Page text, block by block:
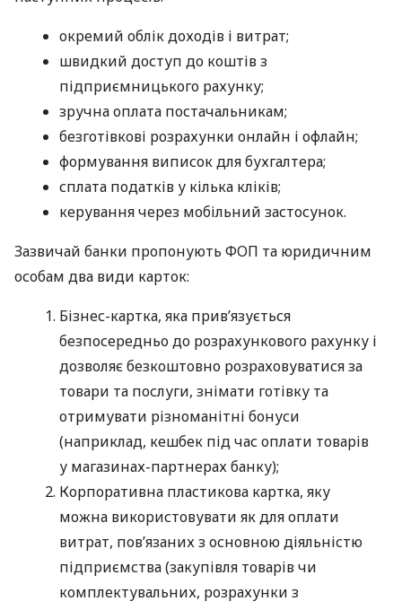
окремий облік доходів і витрат;
швидкий доступ до коштів з
підприємницького рахунку;
зручна оплата постачальникам;
безготівкові розрахунки онлайн і офлайн;
формування виписок для бухгалтера;
сплата податків у кілька кліків;
керування через мобільний застосунок.
Зазвичай банки пропонують ФОП та юридичним
особам два види карток:
Бізнес-картка, яка прив’язується
безпосередньо до розрахункового рахунку і
дозволяє безкоштовно розраховуватися за
товари та послуги, знімати готівку та
отримувати різноманітні бонуси
(наприклад, кешбек під час оплати товарів
у магазинах-партнерах банку);
Корпоративна пластикова картка, яку
можна використовувати як для оплати
витрат, пов’язаних з основною діяльністю
підприємства (закупівля товарів чи
комплектувальних, розрахунки з